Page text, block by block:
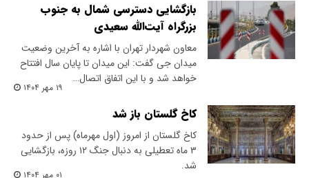
بازگشایی دسترسی شمال به جنوب
بزرگراه آیت‌الله سعیدی
معاون شهردار تهران با اشاره به آخرین وضعیت
میدان جی گفت: این میدان تا پایان سال افتتاح
خواهد شد و با این اتفاق اتصال…
۱۹ مهر ۱۴۰۴
کاخ گلستان باز شد
کاخ گلستان از امروز (اول مهرماه) پس از حدود
۳ ماه تعطیلی به دنبال جنگ ۱۲ روزه، بازگشایی
شد.
۰۱ مهر ۱۴۰۴